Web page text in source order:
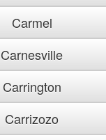
Carmel
Carnesville
Carrington
Carrizozo